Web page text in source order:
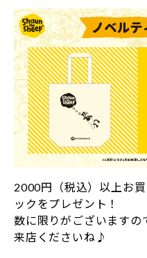
2000円（税込）以上お
ックをプレゼント！
数に限りがございますの
来店くださいね♪